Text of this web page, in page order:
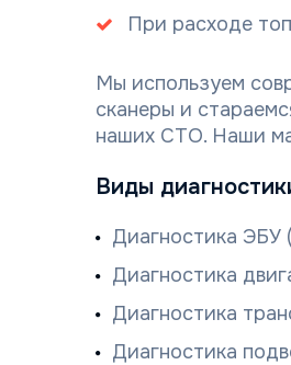
При расходе
Мы используем
сканеры и
наших СТО. Наши
Виды
Диагностика ЭБУ
Диагностика
Диагностика
Диагностика